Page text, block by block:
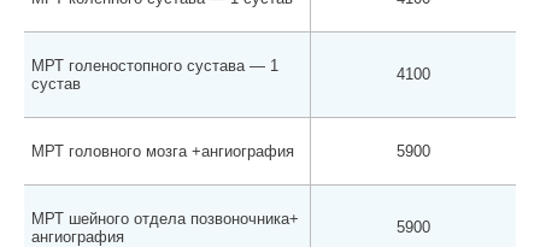
МРТ голеностопного сустава — 1
сустав
4100
МРТ головного мозга +ангиография 5900
МРТ шейного отдела позвоночника+
ангиография
5900